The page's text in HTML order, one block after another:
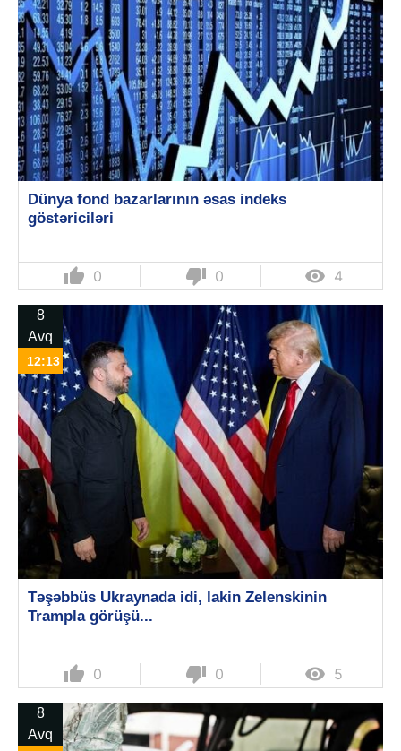
Dünya fond bazarlarının əsas indeks
göstəriciləri
thumb_up 0 thumb_down 0  4
8
Avq
12:13
Təşəbbüs Ukraynada idi, lakin Zelenskinin
Trampla görüşü...
thumb_up 0 thumb_down 0  5
8
Avq